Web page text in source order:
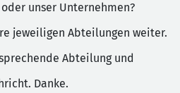
unser Unternehmen?
jeweiligen Abteilungen weiter.
Abteilung und
Danke.